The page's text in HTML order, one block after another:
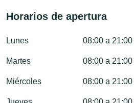
Horarios de apertura
Lunes 08:00 a 21:00
Martes 08:00 a 21:00
Miércoles 08:00 a 21:00